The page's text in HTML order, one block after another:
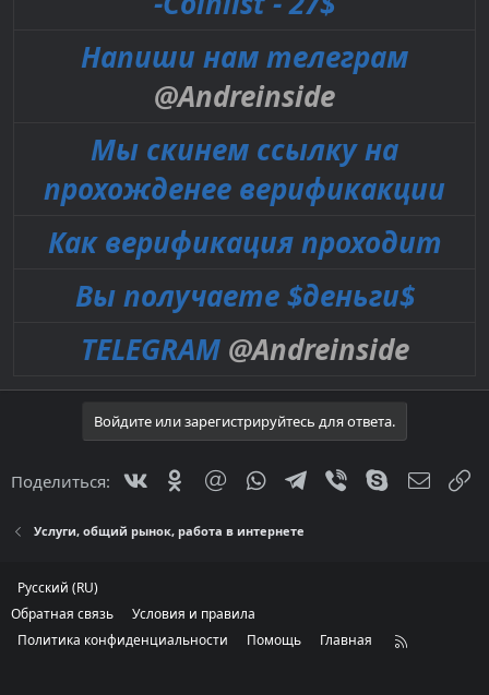
Напиши нам телеграм
@Andreinside
Мы скинем ссылку на
прохожденее верификакции
Как верификация проходит
Вы получаете $деньги$
TELEGRAM @Andreinside
Войдите или зарегистрируйтесь для ответа.
Поделиться: VkontakteOdnoklassniki
Mail.ru WhatsApp
Telegram
ViberSkype
Услуги, общий рынок, работа в интернете
Русский (RU)
Обратная связь
Условия и правила
Политика конфиденциальности
Помощь Главная
R